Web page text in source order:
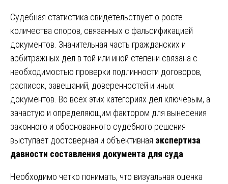
Судебная статистика свидетельствует о росте
количества споров, связанных с фальсификацией
документов. Значительная часть гражданских и
арбитражных дел в той или иной степени связана с
необходимостью проверки подлинности договоров,
расписок, завещаний, доверенностей и иных
документов. Во всех этих категориях дел ключевым, а
зачастую и определяющим фактором для вынесения
законного и обоснованного судебного решения
выступает достоверная и объективная экспертиза
давности составления документа для суда
Необходимо четко понимать, что визуальная оценка